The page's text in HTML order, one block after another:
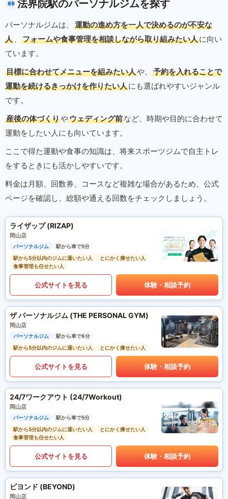
法界院駅のパーソナルジムを探す
パーソナルジムは、
運動の進め方を一人で決めるのが不安な
人 、 フォームや食事管理を相談しながら取り組みたい人に向い
ています。
目標に合わせてメニューを組みたい人や、
予約を入れることで
運動を続けるきっかけを作りたい人にも選ばれやすいジャンル
です。
産後の体づくりやウェディング前など、時期や目的に合わせて
運動をしたい人にも向いています。
ここで得た運動や食事の知識は、将来スポーツジムで自主トレ
をするときにも活かしやすいです。
料金は月額、回数券、コースなど複雑な場合があるため、公式
ページを確認し、総額や通える回数をチェックしましょう。
ライザップ (RIZAP)
岡山店
パーソナルジム
駅から車で5分
駅から5分以内のジムに通いたい人
とにかく痩せたい人
食事管理も任せたい人
公式サイトを見る 体験・相談予約
ザ パーソナルジム (THE PERSONAL GYM)
岡山店
パーソナルジム
駅から車で6分
駅から5分以内のジムに通いたい人
とにかく痩せたい人
公式サイトを見る 体験・相談予約
24/7ワークアウト (24/7Workout)
岡山店
パーソナルジム
駅から車で5分
駅から5分以内のジムに通いたい人
とにかく痩せたい人
食事管理も任せたい人
公式サイトを見る 体験・相談予約
ビヨンド (BEYOND)
岡山店